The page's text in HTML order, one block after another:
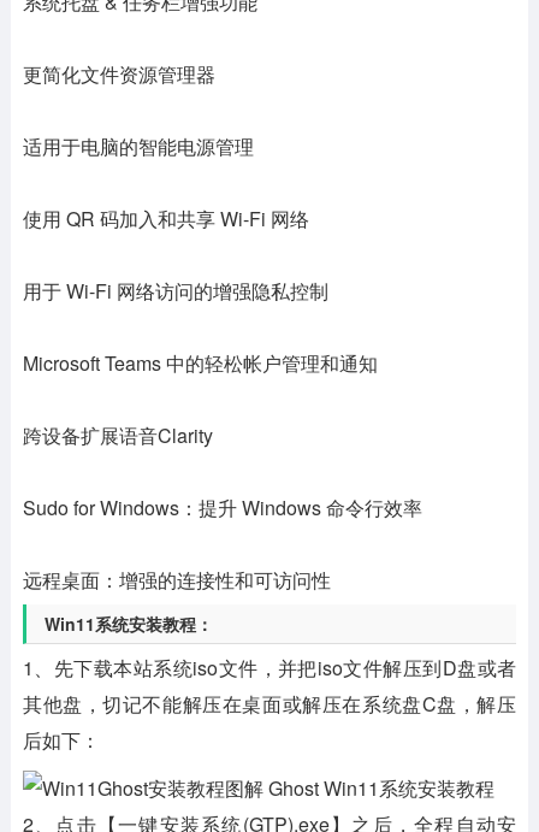
更简化文件资源管理器
适用于电脑的智能电源管理
使用 QR 码加入和共享 Wi-Fi 网络
用于 Wi-Fi 网络访问的增强隐私控制
Microsoft Teams 中的轻松帐户管理和通知
跨设备扩展语音Clarity
Sudo for Windows：提升 Windows 命令行效率
远程桌面：增强的连接性和可访问性
Win11系统安装教程：
1、先下载本站系统iso文件，并把iso文件解压到D盘或者
其他盘，切记不能解压在桌面或解压在系统盘C盘，解压
后如下：
2、点击【一键安装系统(GTP).exe】之后，全程自动安